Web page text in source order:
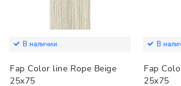
В наличии
Fap Color line Rope Beige
25x75
В
Fap
25x75